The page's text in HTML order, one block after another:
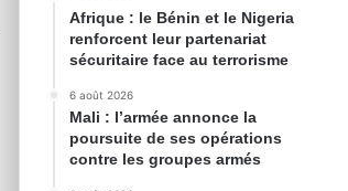
Afrique : le Bénin et le Nigeria
renforcent leur partenariat
sécuritaire face au terrorisme
6 août 2026
Mali : l’armée annonce la
poursuite de ses opérations
contre les groupes armés